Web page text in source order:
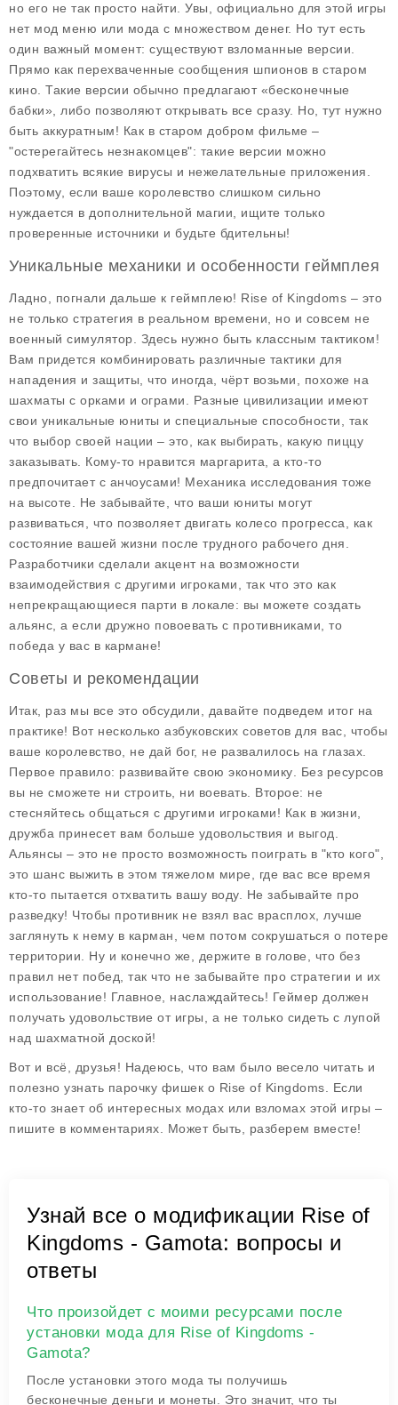
но его не так просто найти. Увы, официально для этой игры
нет мод меню или мода с множеством денег. Но тут есть
один важный момент: существуют взломанные версии.
Прямо как перехваченные сообщения шпионов в старом
кино. Такие версии обычно предлагают «бесконечные
бабки», либо позволяют открывать все сразу. Но, тут нужно
быть аккуратным! Как в старом добром фильме –
"остерегайтесь незнакомцев": такие версии можно
подхватить всякие вирусы и нежелательные приложения.
Поэтому, если ваше королевство слишком сильно
нуждается в дополнительной магии, ищите только
проверенные источники и будьте бдительны!
Уникальные механики и особенности геймплея
Ладно, погнали дальше к геймплею! Rise of Kingdoms – это
не только стратегия в реальном времени, но и совсем не
военный симулятор. Здесь нужно быть классным тактиком!
Вам придется комбинировать различные тактики для
нападения и защиты, что иногда, чёрт возьми, похоже на
шахматы с орками и ограми. Разные цивилизации имеют
свои уникальные юниты и специальные способности, так
что выбор своей нации – это, как выбирать, какую пиццу
заказывать. Кому-то нравится маргарита, а кто-то
предпочитает с анчоусами! Механика исследования тоже
на высоте. Не забывайте, что ваши юниты могут
развиваться, что позволяет двигать колесо прогресса, как
состояние вашей жизни после трудного рабочего дня.
Разработчики сделали акцент на возможности
взаимодействия с другими игроками, так что это как
непрекращающиеся парти в локале: вы можете создать
альянс, а если дружно повоевать с противниками, то
победа у вас в кармане!
Советы и рекомендации
Итак, раз мы все это обсудили, давайте подведем итог на
практике! Вот несколько азбуковских советов для вас, чтобы
ваше королевство, не дай бог, не развалилось на глазах.
Первое правило: развивайте свою экономику . Без ресурсов
вы не сможете ни строить, ни воевать. Второе: не
стесняйтесь общаться с другими игроками! Как в жизни,
дружба принесет вам больше удовольствия и выгод.
Альянсы – это не просто возможность поиграть в "кто кого",
это шанс выжить в этом тяжелом мире, где вас все время
кто-то пытается отхватить вашу воду. Не забывайте про
разведку! Чтобы противник не взял вас врасплох, лучше
заглянуть к нему в карман, чем потом сокрушаться о потере
территории. Ну и конечно же, держите в голове, что без
правил нет побед, так что не забывайте про стратегии и их
использование! Главное, наслаждайтесь! Геймер должен
получать удовольствие от игры, а не только сидеть с лупой
над шахматной доской!
Вот и всё, друзья! Надеюсь, что вам было весело читать и
полезно узнать парочку фишек о Rise of Kingdoms. Если
кто-то знает об интересных модах или взломах этой игры –
пишите в комментариях. Может быть, разберем вместе!
Узнай все о модификации Rise of
Kingdoms - Gamota: вопросы и
ответы
Что произойдет с моими ресурсами после
установки мода для Rise of Kingdoms -
Gamota?
После установки этого мода ты получишь
бесконечные деньги и монеты. Это значит, что ты